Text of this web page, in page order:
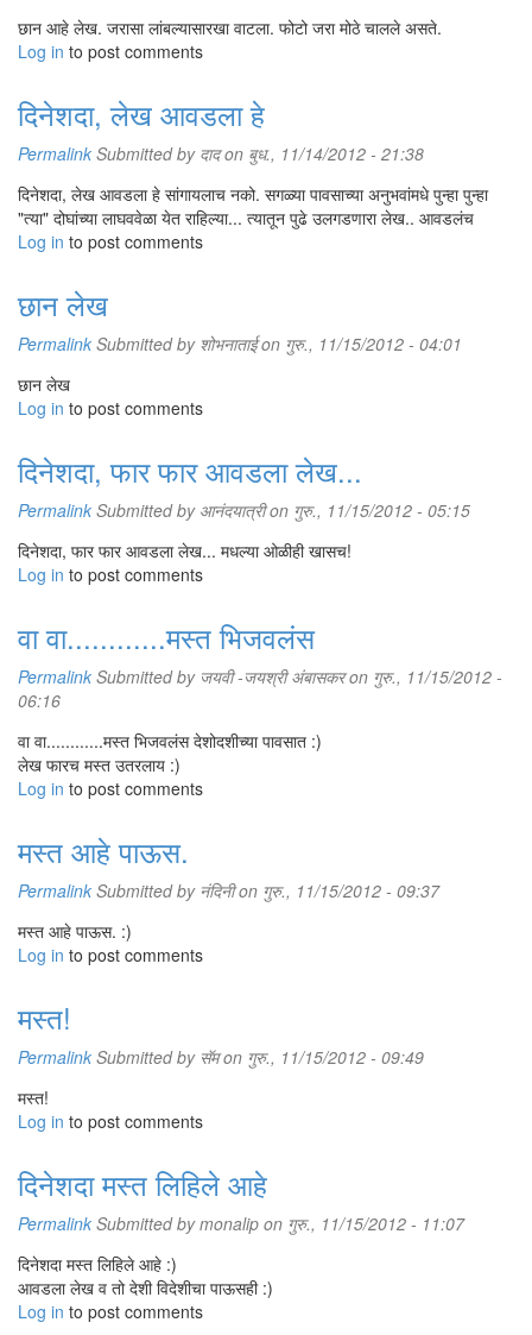
छान आहे लेख. जरासा लांबल्यासारखा वाटला. फोटो जरा मोठे चालले असते.
Log in to post comments
दिनेशदा, लेख आवडला हे
Permalink Submitted by दादon बुध., 11/14/2012 - 21:38
दिनेशदा, लेख आवडला हे सांगायलाच नको. सगळ्या पावसाच्या अनुभवांमधे पुन्हा पुन्हा
"त्या" दोघांच्या लाघववेळा येत राहिल्या... त्यातून पुढे उलगडणारा लेख.. आवडलंच
Log in to post comments
छान लेख
Permalink Submitted by शोभनाताईon गुरु., 11/15/2012 - 04:01
छान लेख
Log in to post comments
दिनेशदा, फार फार आवडला लेख...
Permalink Submitted by आनंदयात्रीon गुरु., 11/15/2012 - 05:15
दिनेशदा, फार फार आवडला लेख... मधल्या ओळीही खासच!
Log in to post comments
वा वा............मस्त भिजवलंस
Permalink Submitted by जयवी -जयश्री अंबासकरon गुरु., 11/15/2012 -
06:16
वा वा............मस्त भिजवलंस देशोदशीच्या पावसात :)
लेख फारच मस्त उतरलाय :)
Log in to post comments
मस्त आहे पाऊस.
Permalink Submitted by नंदिनीon गुरु., 11/15/2012 - 09:37
मस्त आहे पाऊस. :)
Log in to post comments
मस्त!
Permalink Submitted by सॅमon गुरु., 11/15/2012 - 09:49
मस्त!
Log in to post comments
दिनेशदा मस्त लिहिले आहे
Permalink Submitted bymonalip on गुरु., 11/15/2012 - 11:07
दिनेशदा मस्त लिहिले आहे :)
आवडला लेख व तो देशी विदेशीचा पाऊसही :)
Log in to post comments